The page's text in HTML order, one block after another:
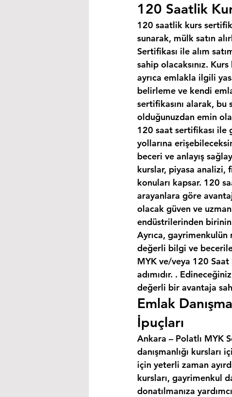
120 Saatlik
120 saatlik kurs
sunarak, mülk satın
Sertifikası ile alım
sahip olacaksınız.
ayrıca emlakla ilgili
belirleme ve kendi
sertifikasını alarak,
olduğunuzdan emin
120 saat sertifikası ile
yollarına
beceri ve anlayış
kurslar, piyasa analizi,
konuları kapsar. 120
arayanlara göre
olacak güven ve
endüstrilerinden birinin
Ayrıca, gayrimenkulün
değerli bilgi ve
MYK ve/veya 120 Saat
adımıdır. .
değerli bir avantaja
Emlak
İpuçları
Ankara – Polatlı MYK
danışmanlığı kursları
için yeterli zaman
kursları, gayrimenkul
donatılmanıza